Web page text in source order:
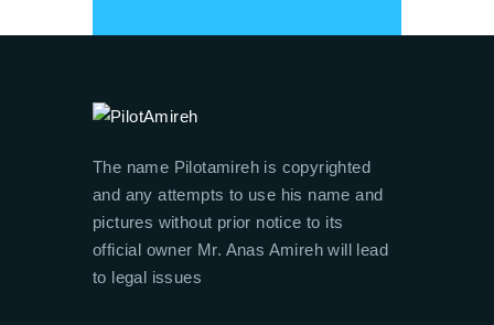
The name Pilotamireh is copyrighted
and any attempts to use his name and
pictures without prior notice to its
official owner Mr. Anas Amireh will lead
to legal issues